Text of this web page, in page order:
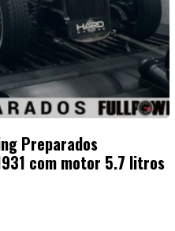
Preparados
com motor 5.7 litros